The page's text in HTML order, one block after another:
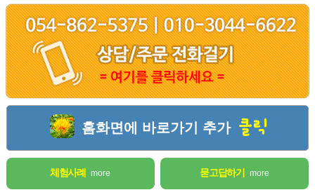
홈화면에 바로가기 추가 클릭
체험사례 more 묻고답하기 more